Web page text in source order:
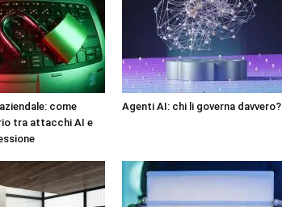
come
tra attacchi AI e
Agenti AI: chi li governa davvero?